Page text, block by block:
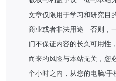
文章仅限用于学习和研究目
商业或者非法用途，否则，
们不保证内容的长久可用性
而来的风险与本站无关，您
个小时之内，从您的电脑/手